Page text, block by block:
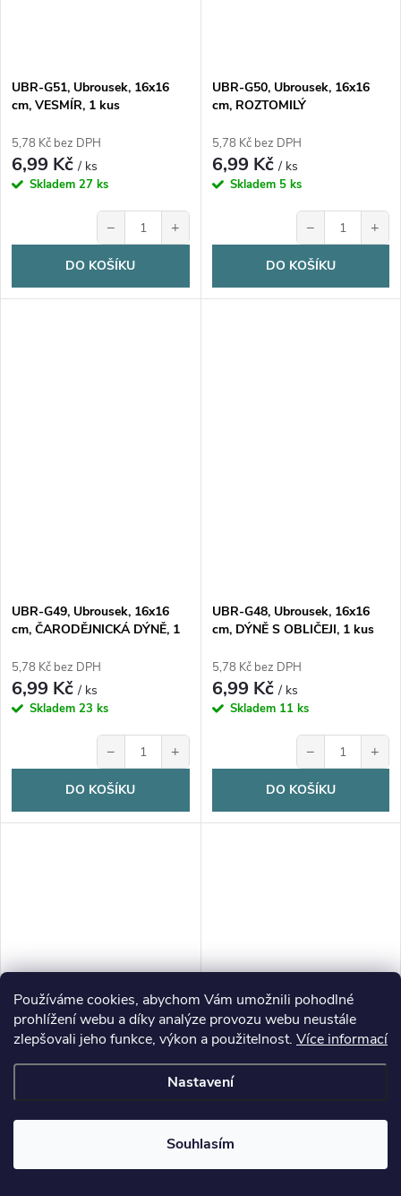
Používáme cookies, abychom Vám umožnili pohodlné
prohlížení webu a díky analýze provozu webu neustále
zlepšovali jeho funkce, výkon a použitelnost. Více informací
Nastavení
Souhlasím
UBR-G51, Ubrousek, 16x16
cm, VESMÍR, 1 kus
5,78 Kč bez DPH
6,99 Kč/ ks
Skladem 27 ks
− +
DO KOŠÍKU
UBR-G50, Ubrousek, 16x16
cm, ROZTOMILÝ
5,78 Kč bez DPH
6,99 Kč/ ks
Skladem 5 ks
− +
DO KOŠÍKU
UBR-G49, Ubrousek, 16x16
cm, ČARODĚJNICKÁ DÝNĚ, 1
5,78 Kč bez DPH
6,99 Kč/ ks
Skladem 23 ks
− +
DO KOŠÍKU
UBR-G48, Ubrousek, 16x16
cm, DÝNĚ S OBLIČEJI, 1 kus
5,78 Kč bez DPH
6,99 Kč/ ks
Skladem 11 ks
− +
DO KOŠÍKU
UBR-G47, Ubrousek, 16x16
cm, LOUKA S KVĚTY, 1 kus
UBR-G46, Ubrousek, 16x16
cm, LOUKA S ČERVENÝMI
MÁKY, 1 kus